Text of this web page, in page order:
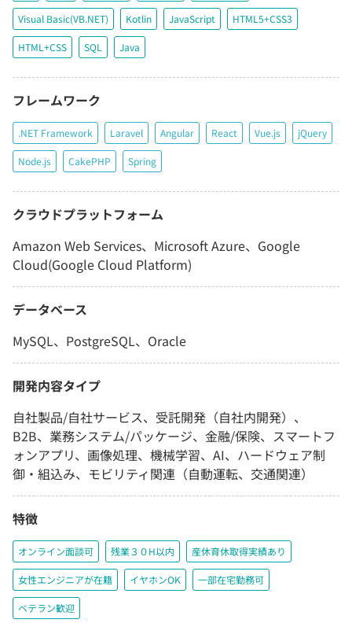
Visual Basic(VB.NET) Kotlin JavaScript HTML5+CSS3
HTML+CSS SQL Java
フレームワーク
.NET Framework Laravel Angular React Vue.js jQuery
Node.js CakePHP Spring
クラウドプラットフォーム
Amazon Web Services、Microsoft Azure、Google
Cloud(Google Cloud Platform)
データベース
MySQL、PostgreSQL、Oracle
開発内容タイプ
自社製品/自社サービス、受託開発（自社内開発）、
B2B、業務システム/パッケージ、金融/保険、スマートフ
ォンアプリ、画像処理、機械学習、AI、ハードウェア制
御・組込み、モビリティ関連（自動運転、交通関連）
特徴
オンライン面談可 残業３０H以内 産休育休取得実績あり
女性エンジニアが在籍 イヤホンOK 一部在宅勤務可
ベテラン歓迎